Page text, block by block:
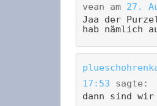
vean am 27.
Jaa der
hab nämlich
17:53
sagte:
dann sind